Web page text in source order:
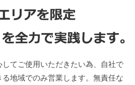
てご使用いただきたい為、自社で
地域でのみ営業します。無責任な